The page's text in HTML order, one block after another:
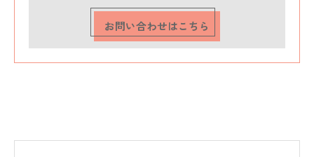
お問い合わせはこちら